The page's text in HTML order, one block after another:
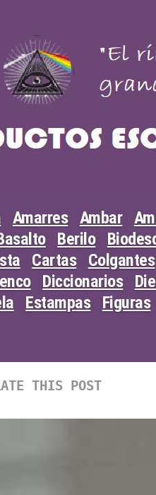
Amarres Ambar
Berilo
Cartas
Colgantes
Diccionarios
Estampas
Figuras
THIS POST